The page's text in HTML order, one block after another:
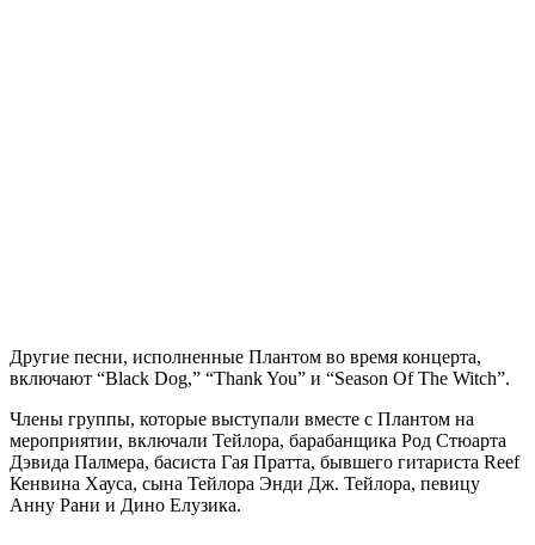
Другие песни, исполненные Плантом во время концерта,
включают “Black Dog,” “Thank You” и “Season Of The Witch”.
Члены группы, которые выступали вместе с Плантом на
мероприятии, включали Тейлора, барабанщика Род Стюарта
Дэвида Палмера, басиста Гая Пратта, бывшего гитариста Reef
Кенвина Хауса, сына Тейлора Энди Дж. Тейлора, певицу
Анну Рани и Дино Елузика.